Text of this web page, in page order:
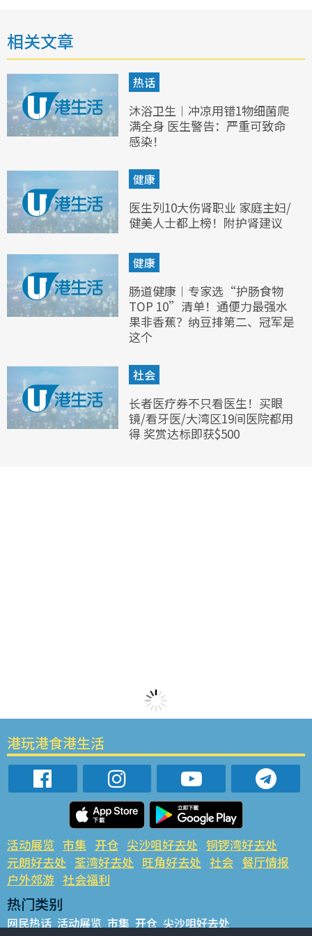
相关文章
热话
沐浴卫生︱冲凉用错1物细菌爬
满全身 医生警告：严重可致命
感染！
健康
医生列10大伤肾职业 家庭主妇/
健美人士都上榜！附护肾建议
健康
肠道健康︱专家选“护肠食物
TOP 10”清单！通便力最强水
果非香蕉？纳豆排第二、冠军是
这个
社会
长者医疗券不只看医生！买眼
镜/看牙医/大湾区19间医院都用
得 奖赏达标即获$500
港玩港食港生活
活动展览 市集 开仓 尖沙咀好去处 铜锣湾好去处
元朗好去处 荃湾好去处 旺角好去处 社会 餐厅情报
户外郊游 社会福利
热门类别
网民热话 活动展览 市集 开仓 尖沙咀好去处